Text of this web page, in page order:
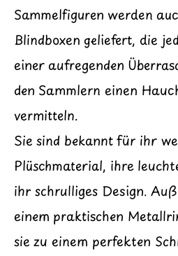
Sammelfiguren werden
Blindboxen geliefert, die
einer aufregenden
den Sammlern einen
vermitteln.
Sie sind bekannt für ihr
Plüschmaterial, ihre
ihr schrulliges Design.
einem praktischen
sie zu einem perfekten